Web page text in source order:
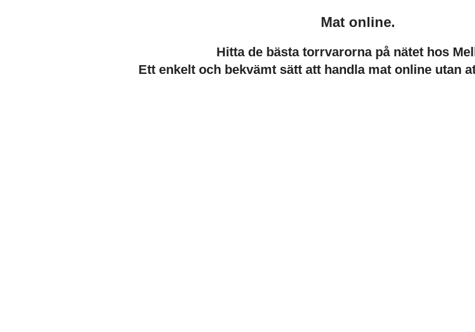
Mat online.
Hitta de bästa torrvarorna på nätet hos
Ett enkelt och bekvämt sätt att handla mat online utan